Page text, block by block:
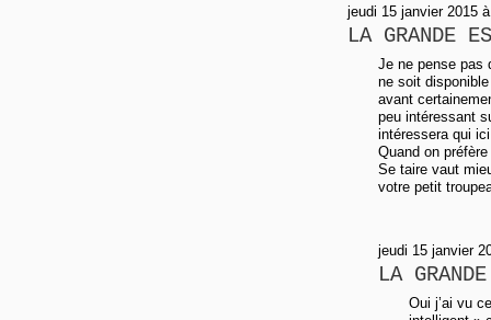
jeudi 15 janvier 2015
LA GRANDE
Je ne pense pas
ne soit
avant
peu intéressant
intéressera qui
Quand on
Se taire vaut
votre petit
jeudi 15 janvier
LA
Oui j’ai vu